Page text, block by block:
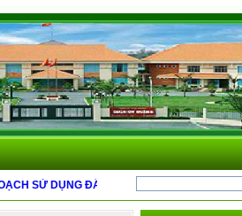
SỬ DỤNG ĐẤT NĂM 2025 CỦA QUẬN 8